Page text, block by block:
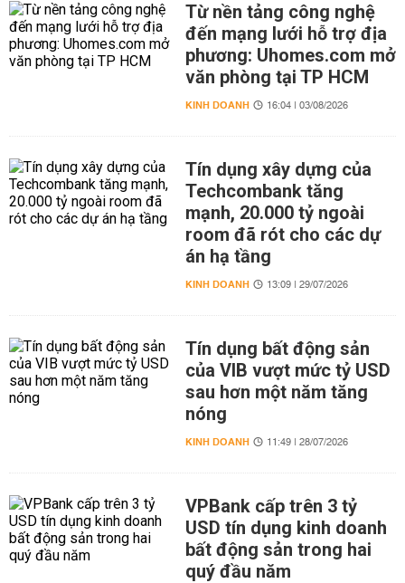
Từ nền tảng công nghệ
đến mạng lưới hỗ trợ địa
phương: Uhomes.com mở
văn phòng tại TP HCM
KINH DOANH 16:04 | 03/08/2026
Tín dụng xây dựng của
Techcombank tăng
mạnh, 20.000 tỷ ngoài
room đã rót cho các dự
án hạ tầng
KINH DOANH 13:09 | 29/07/2026
Tín dụng bất động sản
của VIB vượt mức tỷ USD
sau hơn một năm tăng
nóng
KINH DOANH 11:49 | 28/07/2026
VPBank cấp trên 3 tỷ
USD tín dụng kinh doanh
bất động sản trong hai
quý đầu năm